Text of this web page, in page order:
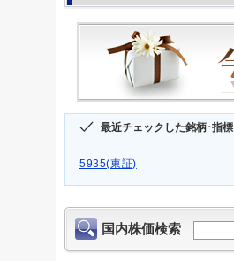
最近チェックした銘柄･指標
5935(東証)